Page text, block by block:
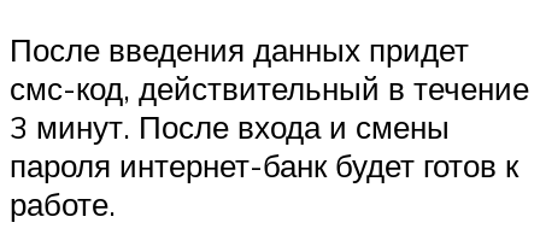
После введения данных придет
смс-код, действительный в течение
3 минут. После входа и смены
пароля интернет-банк будет готов к
работе.